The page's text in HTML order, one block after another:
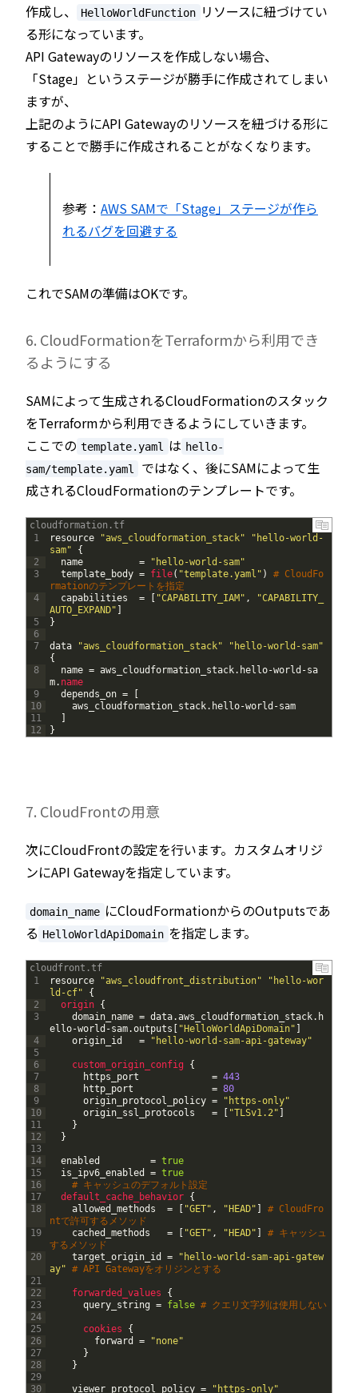
作成し、
HelloWorldFunction リソースに紐づけてい
る形になっています。
API Gatewayのリソースを作成しない場合、
「Stage」というステージが勝手に作成されてしまい
ますが、
上記のようにAPI Gatewayのリソースを紐づける形に
することで勝手に作成されることがなくなります。
参考： AWS SAMで「Stage」ステージが作ら
れるバグを回避する
これでSAMの準備はOKです。
6. CloudFormationをTerraformから利用でき
るようにする
SAMによって生成されるCloudFormationのスタック
をTerraformから利用できるようにしていきます。
ここでの template.yaml は hello-
sam/template.yaml
ではなく、後にSAMによって生
成されるCloudFormationのテンプレートです。
cloudformation.tf
1
2
3
4
5
6
7
8
9
10
11
12
resource "aws_cloudformation_stack"
"hello-world-
sam"
{
name
=
"hello-world-sam"
template_body = file( "template.yaml" )
# CloudFo
rmationのテンプレートを指定
capabilities
= "CAPABILITY_IAM" ,
"CAPABILITY_
AUTO_EXPAND"
}
data "aws_cloudformation_stack"
"hello-world-sam"
{
name = aws_cloudformation_stack. hello-world -sa
m. name
depends_on =
aws_cloudformation_stack. hello-world -sam
}
7. CloudFrontの用意
次にCloudFrontの設定を行います。カスタムオリジ
ンにAPI Gatewayを指定しています。
domain_name にCloudFormationからのOutputsであ
る HelloWorldApiDomain を指定します。
cloudfront.tf
1
2
3
4
5
6
7
8
9
10
11
12
13
14
15
16
17
18
19
20
21
22
23
24
25
26
27
28
29
30
resource "aws_cloudfront_distribution"
"hello-wor
ld-cf"
{
origin {
domain_name = data.aws_cloudformation_stack. h
ello-world -sam.outputs "HelloWorldApiDomain"
origin_id
= "hello-world-sam-api-gateway"
custom_origin_config
{
https_port
= 443
http_port
= 80
origin_protocol_policy =
"https-only"
origin_ssl_protocols
= "TLSv1.2"
}
}
enabled = true
is_ipv6_enabled
= true
# キャッシュのデフォルト設定
default_cache_behavior {
allowed_methods
= "GET" , "HEAD"
# CloudFro
ntで許可するメソッド
cached_methods
= "GET" , "HEAD"
# キャッシュ
するメソッド
target_origin_id
=
"hello-world-sam-api-gatew
ay" # API Gatewayをオリジンとする
forwarded_values
{
query_string = false # クエリ文字列は使用しない
cookies
{
forward
=
"none"
}
}
viewer_protocol_policy = "https-only"